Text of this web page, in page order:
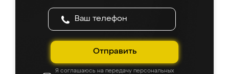
Отправить
Я соглашаюсь на передачу персональных